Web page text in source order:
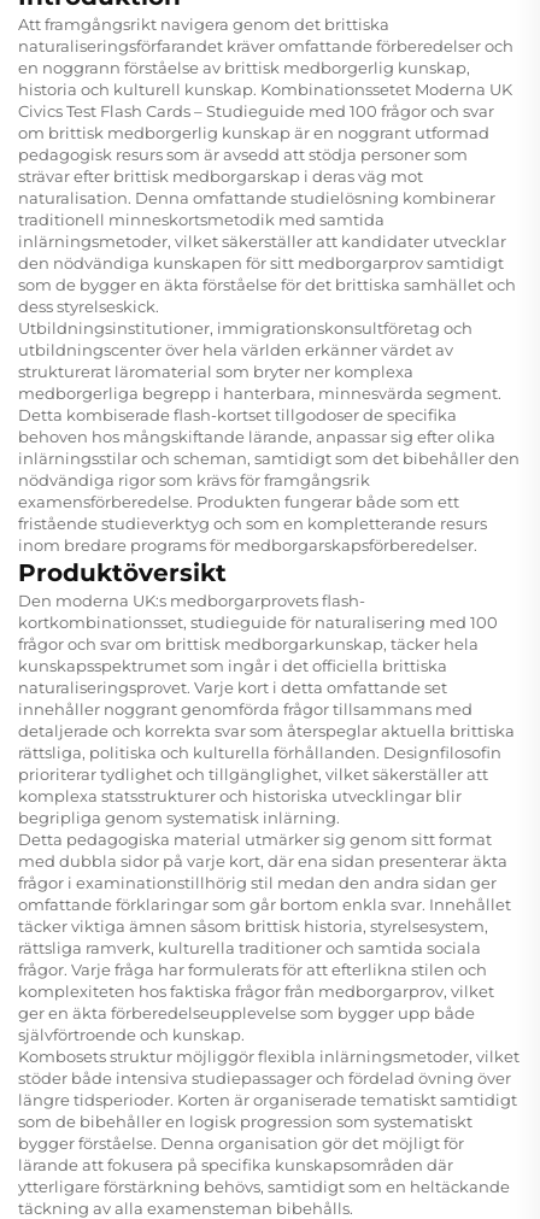
Att framgångsrikt navigera genom det brittiska
naturaliseringsförfarandet kräver omfattande förberedelser och
en noggrann förståelse av brittisk medborgerlig kunskap,
historia och kulturell kunskap. Kombinationssetet Moderna UK
Civics Test Flash Cards – Studieguide med 100 frågor och svar
om brittisk medborgerlig kunskap är en noggrant utformad
pedagogisk resurs som är avsedd att stödja personer som
strävar efter brittisk medborgarskap i deras väg mot
naturalisation. Denna omfattande studielösning kombinerar
traditionell minneskortsmetodik med samtida
inlärningsmetoder, vilket säkerställer att kandidater utvecklar
den nödvändiga kunskapen för sitt medborgarprov samtidigt
som de bygger en äkta förståelse för det brittiska samhället och
dess styrelseskick.
Utbildningsinstitutioner, immigrationskonsultföretag och
utbildningscenter över hela världen erkänner värdet av
strukturerat läromaterial som bryter ner komplexa
medborgerliga begrepp i hanterbara, minnesvärda segment.
Detta kombiserade flash-kortset tillgodoser de specifika
behoven hos mångskiftande lärande, anpassar sig efter olika
inlärningsstilar och scheman, samtidigt som det bibehåller den
nödvändiga rigor som krävs för framgångsrik
examensförberedelse. Produkten fungerar både som ett
fristående studieverktyg och som en kompletterande resurs
inom bredare programs för medborgarskapsförberedelser.
Produktöversikt
Den moderna UK:s medborgarprovets flash-
kortkombinationsset, studieguide för naturalisering med 100
frågor och svar om brittisk medborgarkunskap, täcker hela
kunskapsspektrumet som ingår i det officiella brittiska
naturaliseringsprovet. Varje kort i detta omfattande set
innehåller noggrant genomförda frågor tillsammans med
detaljerade och korrekta svar som återspeglar aktuella brittiska
rättsliga, politiska och kulturella förhållanden. Designfilosofin
prioriterar tydlighet och tillgänglighet, vilket säkerställer att
komplexa statsstrukturer och historiska utvecklingar blir
begripliga genom systematisk inlärning.
Detta pedagogiska material utmärker sig genom sitt format
med dubbla sidor på varje kort, där ena sidan presenterar äkta
frågor i examinationstillhörig stil medan den andra sidan ger
omfattande förklaringar som går bortom enkla svar. Innehållet
täcker viktiga ämnen såsom brittisk historia, styrelsesystem,
rättsliga ramverk, kulturella traditioner och samtida sociala
frågor. Varje fråga har formulerats för att efterlikna stilen och
komplexiteten hos faktiska frågor från medborgarprov, vilket
ger en äkta förberedelseupplevelse som bygger upp både
självförtroende och kunskap.
Kombosets struktur möjliggör flexibla inlärningsmetoder, vilket
stöder både intensiva studiepassager och fördelad övning över
längre tidsperioder. Korten är organiserade tematiskt samtidigt
som de bibehåller en logisk progression som systematiskt
bygger förståelse. Denna organisation gör det möjligt för
lärande att fokusera på specifika kunskapsområden där
ytterligare förstärkning behövs, samtidigt som en heltäckande
täckning av alla examensteman bibehålls.